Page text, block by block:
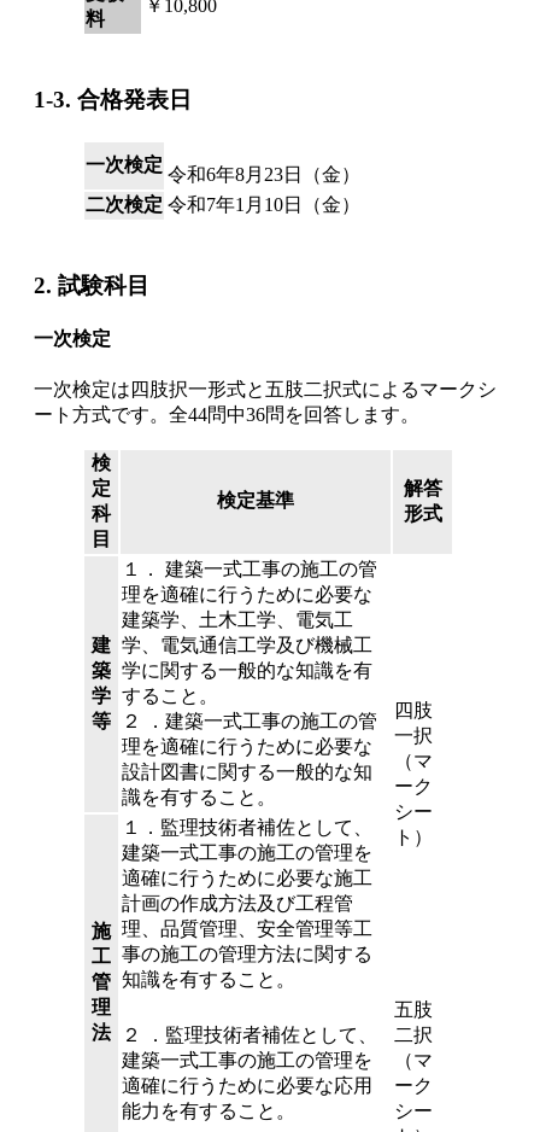
料
￥10,800
1-3. 合格発表日
一次検定 令和6年8月23日（金）
二次検定 令和7年1月10日（金）
2. 試験科目
一次検定
一次検定は四肢択一形式と五肢二択式によるマークシ
ート方式です。全44問中36問を回答します。
検
定
科
目
検定基準
解答
形式
建
築
学
等
１． 建築一式工事の施工の管
理を適確に行うために必要な
建築学、土木工学、電気工
学、電気通信工学及び機械工
学に関する一般的な知識を有
すること。
２ ．建築一式工事の施工の管
理を適確に行うために必要な
設計図書に関する一般的な知
識を有すること。
四肢
一択
（マ
ーク
シー
ト）
施
工
管
理
法
１． 監理技術者補佐として、
建築一式工事の施工の管理を
適確に行うために必要な施工
計画の作成方法及び工程管
理、品質管理、安全管理等工
事の施工の管理方法に関する
知識を有すること。
２ ．監理技術者補佐として、
建築一式工事の施工の管理を
適確に行うために必要な応用
能力を有すること。
五肢
二択
（マ
ーク
シー